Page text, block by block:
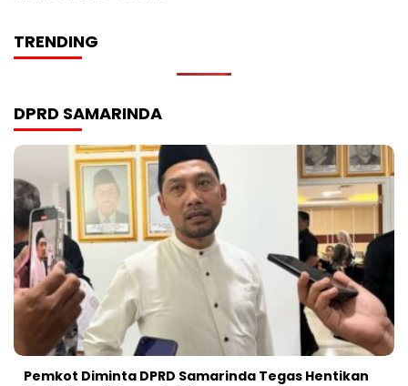
TRENDING
DPRD SAMARINDA
Pemkot Diminta DPRD Samarinda Tegas Hentikan